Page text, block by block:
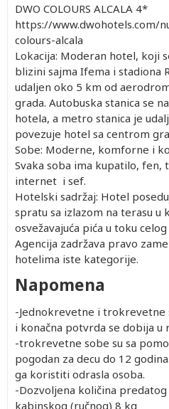
DWO COLOURS ALCALA
https://www.dwohotels.com/
colours-alcala
Lokacija: Moderan hotel, koji
blizini sajma Ifema i stadiona
udaljen oko 5 km od
grada. Autobuska stanica se
hotela, a metro stanica je
povezuje hotel sa centrom
Sobe: Moderne, komforne i
Svaka soba ima kupatilo, fen,
internet i sef.
Hotelski sadržaj: Hotel
spratu sa izlazom na terasu u
osvežavajuća pića u toku celog
Agencija zadržava pravo
hotelima iste kategorije.
Napomena
-Jednokrevetne i trokrevetne
i konačna potvrda se dobija u
-trokrevetne sobe su sa
pogodan za decu do 12
ga koristiti odrasla osoba.
-Dozvoljena količina
kabinskog (ručnog) 8 kg